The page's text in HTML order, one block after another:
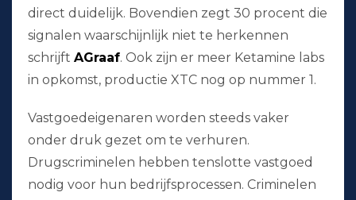
direct duidelijk. Bovendien zegt 30 procent die
signalen waarschijnlijk niet te herkennen
schrijft AGraaf. Ook zijn er meer Ketamine labs
in opkomst, productie XTC nog op nummer 1.
Vastgoedeigenaren worden steeds vaker
onder druk gezet om te verhuren.
Drugscriminelen hebben tenslotte vastgoed
nodig voor hun bedrijfsprocessen. Criminelen